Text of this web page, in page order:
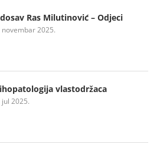
Ras Milutinović – Odjeci
novembar 2025.
vlastodržaca
jul 2025.